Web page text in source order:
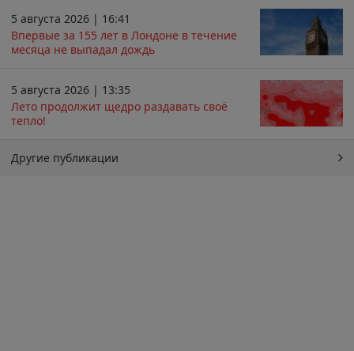
5 августа 2026 | 16:41
Впервые за 155 лет в Лондоне в течение
месяца не выпадал дождь
5 августа 2026 | 13:35
Лето продолжит щедро раздавать своё
тепло!
Другие публикации